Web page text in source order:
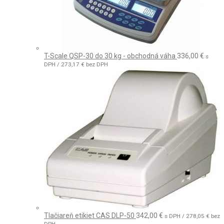
T-Scale QSP-30 do 30 kg - obchodná váha 336,00 € s
DPH / 273,17 € bez DPH
Tlačiareň etikiet CAS DLP-50 342,00 € s DPH / 278,05 € bez